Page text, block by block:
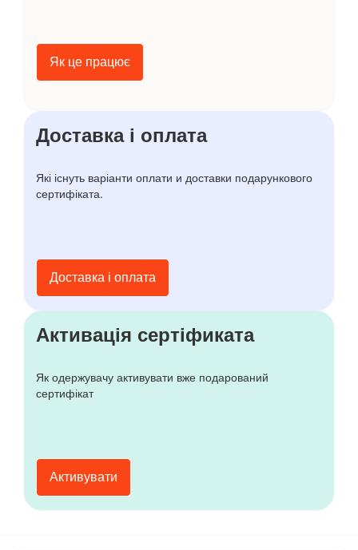
Як це працює
Доставка і оплата
Які існуть варіанти оплати и доставки подарункового
сертифіката.
Доставка і оплата
Активація сертіфиката
Як одержувачу активувати вже подарований
сертифікат
Активувати